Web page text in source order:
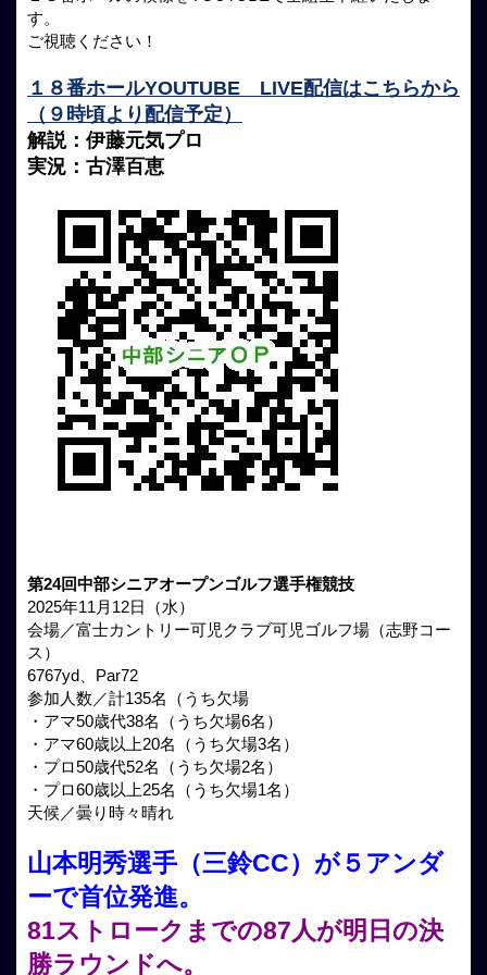
す。
ご視聴ください！
１８番ホールYOUTUBE LIVE配信はこちらから
（９時頃より配信予定）
解説：伊藤元気プロ
実況：古澤百恵
第24回中部シニアオープンゴルフ選手権競技
2025年11月12日（水）
会場／富士カントリー可児クラブ可児ゴルフ場（志野コー
ス）
6767yd、Par72
参加人数／計135名（うち欠場
・アマ50歳代38名（うち欠場6名）
・アマ60歳以上20名（うち欠場3名）
・プロ50歳代52名（うち欠場2名）
・プロ60歳以上25名（うち欠場1名）
天候／曇り時々晴れ
山本明秀選手（三鈴CC）が５アンダ
ーで首位発進。
81ストロークまでの87人が明日の決
勝ラウンドへ。